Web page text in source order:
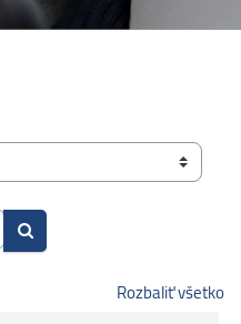
Vyhľadať kurzy
Rozbaliť všetko